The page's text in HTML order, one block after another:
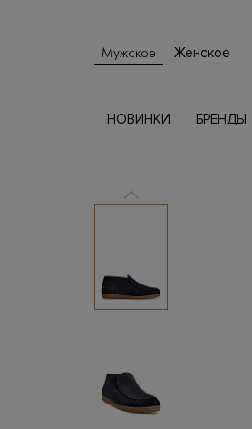
Мужское Женское
НОВИНКИ БРЕНДЫ